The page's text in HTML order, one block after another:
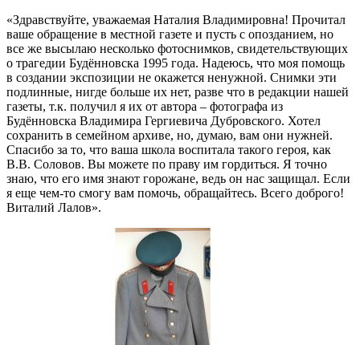
«Здравствуйте, уважаемая Наталия Владимировна! Прочитал
ваше обращение в местной газете и пусть с опозданием, но
все же высылаю несколько фотоснимков, свидетельствующих
о трагедии Будённовска 1995 года. Надеюсь, что моя помощь
в создании экспозиции не окажется ненужной. Снимки эти
подлинные, нигде больше их нет, разве что в редакции нашей
газеты, т.к. получил я их от автора – фотографа из
Будённовска Владимира Гергиевича Дубровского. Хотел
сохранить в семейном архиве, но, думаю, вам они нужней.
Спасибо за то, что ваша школа воспитала такого героя, как
В.В. Соловов. Вы можете по праву им гордиться. Я точно
знаю, что его имя знают горожане, ведь он нас защищал. Если
я еще чем-то смогу вам помочь, обращайтесь. Всего доброго!
Виталий Лалов».